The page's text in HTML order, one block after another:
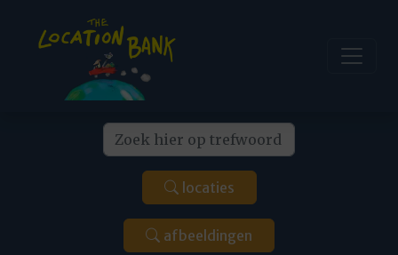
locaties
afbeeldingen